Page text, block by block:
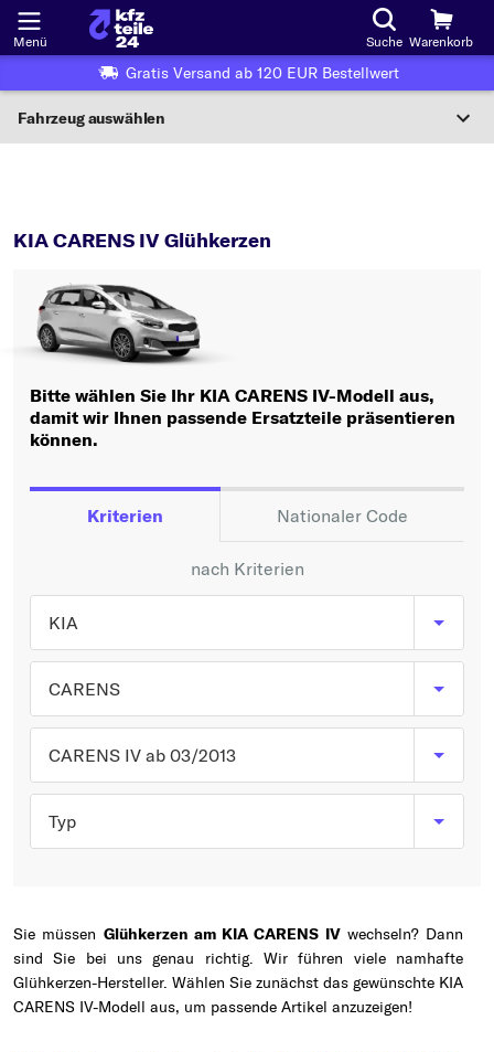
Menü Suche Warenkorb
Gratis Versand ab 120 EUR Bestellwert
Fahrzeug auswählen
Wo finde ich die?
Oder Fahrzeugauswahl nach Kriterien:
Hersteller wählen
Modell wählen
KIA CARENS IV Glühkerzen
Bitte wählen Sie Ihr KIA CARENS IV-Modell aus,
damit wir Ihnen passende Ersatzteile präsentieren
können.
Kriterien Nationaler Code
nach Kriterien
KIA
CARENS
CARENS IV ab 03/2013
Typ
Sie müssen Glühkerzen am KIA CARENS IVwechseln? Dann
sind Sie bei uns genau richtig. Wir führen viele namhafte
Glühkerzen-Hersteller. Wählen Sie zunächst das gewünschte KIA
CARENS IV-Modell aus, um passende Artikel anzuzeigen!